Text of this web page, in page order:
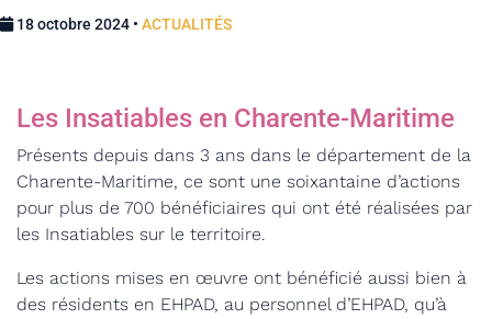
18 octobre 2024 • ACTUALITÉS
Les Insatiables en Charente-Maritime
Présents depuis dans 3 ans dans le département de la
Charente-Maritime, ce sont une soixantaine d’actions
pour plus de 700 bénéficiaires qui ont été réalisées par
les Insatiables sur le territoire.
Les actions mises en œuvre ont bénéficié aussi bien à
des résidents en EHPAD, au personnel d’EHPAD, qu’à